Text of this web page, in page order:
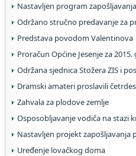
Nastavljen program
Održano stručno predavanje za
Predstava povodom Valentinova
Proračun Općine Jesenje za 2015.
Održana sjednica Stožera ZIS i
Dramski amateri proslavili
Zahvala za plodove zemlje
Osposobljavanje vodiča na stazi
Nastavljen projekt zapošljavanja
Uređenje lovačkog doma